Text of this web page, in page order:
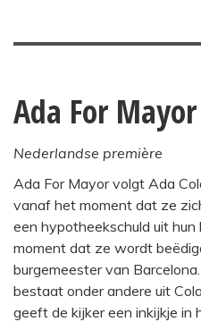
Ada For Mayor
Nederlandse première
Ada For Mayor volgt Ada
vanaf het moment dat ze
een hypotheekschuld uit
moment dat ze wordt
burgemeester van
bestaat onder andere uit
geeft de kijker een inkijkje in